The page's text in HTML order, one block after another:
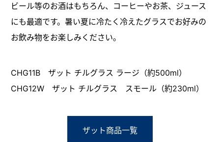
ビール等のお酒はもちろん、コーヒーやお茶、ジュース
にも最適です。暑い夏に冷たく冷えたグラスでお好みの
お飲み物をお楽しみください。
CHG11B ザット チルグラス ラージ（約500ml）
CHG12W ザット チルグラス スモール（約230ml）
ザット商品一覧